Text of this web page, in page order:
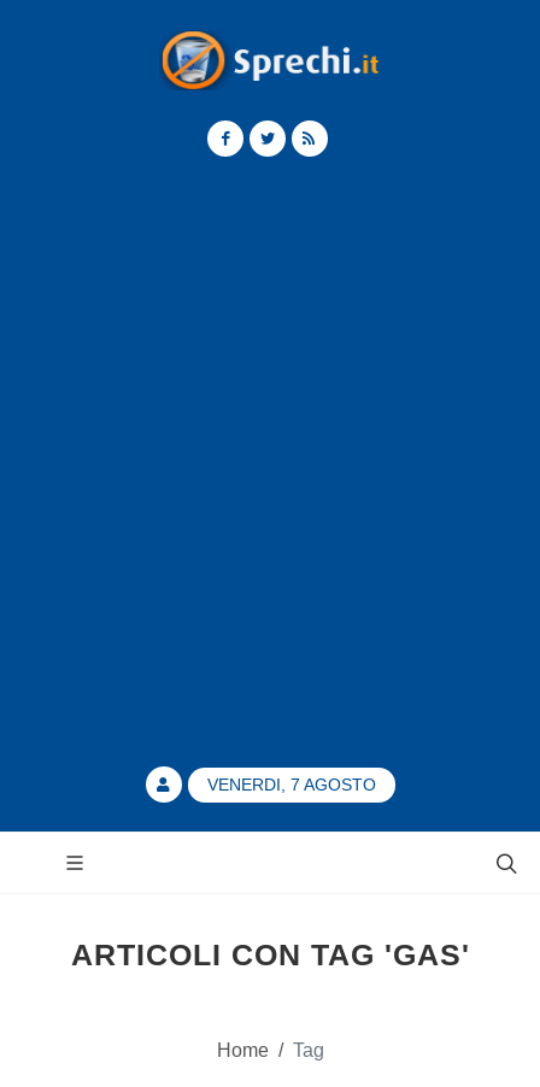
VENERDI, 7 AGOSTO
ARTICOLI CON TAG 'GAS'
Home / Tag